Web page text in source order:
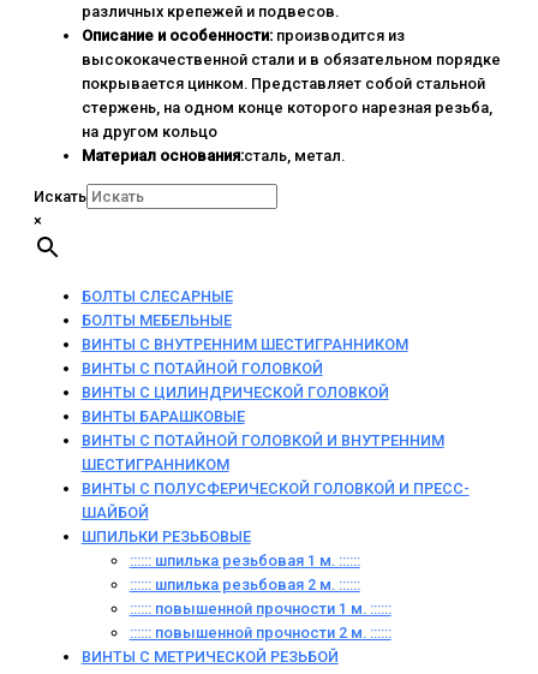
различных крепежей и подвесов.
Описание и особенности:производится из
высококачественной стали и в обязательном порядке
покрывается цинком. Представляет собой стальной
стержень, на одном конце которого нарезная резьба,
на другом кольцо
Материал основания:сталь, метал.
Искать
×
БОЛТЫ СЛЕСАРНЫЕ
БОЛТЫ МЕБЕЛЬНЫЕ
ВИНТЫ С ВНУТРЕННИМ ШЕСТИГРАННИКОМ
ВИНТЫ С ПОТАЙНОЙ ГОЛОВКОЙ
ВИНТЫ С ЦИЛИНДРИЧЕСКОЙ ГОЛОВКОЙ
ВИНТЫ БАРАШКОВЫЕ
ВИНТЫ С ПОТАЙНОЙ ГОЛОВКОЙ И ВНУТРЕННИМ
ШЕСТИГРАННИКОМ
ВИНТЫ С ПОЛУСФЕРИЧЕСКОЙ ГОЛОВКОЙ И ПРЕСС-
ШАЙБОЙ
ШПИЛЬКИ РЕЗЬБОВЫЕ
:::::: шпилька резьбовая 1 м. ::::::
:::::: шпилька резьбовая 2 м. ::::::
:::::: повышенной прочности 1 м. ::::::
:::::: повышенной прочности 2 м. ::::::
ВИНТЫ C МЕТРИЧЕСКОЙ РЕЗЬБОЙ